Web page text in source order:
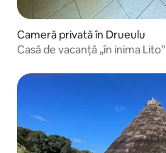
Cameră privată în Drueulu
Casă de vacanță „în inima Lito”